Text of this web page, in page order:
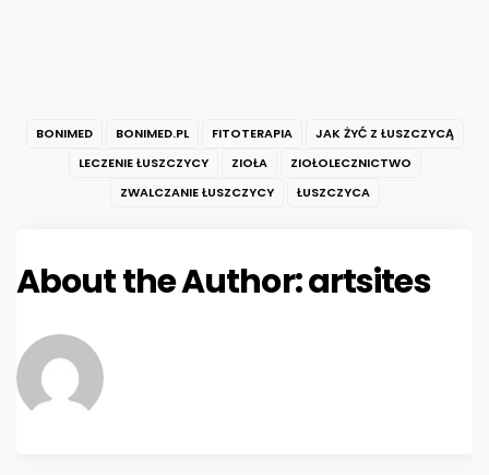
BONIMED BONIMED.PL FITOTERAPIA
JAK ŻYĆ Z ŁUSZCZYCĄ
LECZENIE ŁUSZCZYCY
ZIOŁA
ZIOŁOLECZNICTWO
ZWALCZANIE ŁUSZCZYCY
ŁUSZCZYCA
About the Author:artsites